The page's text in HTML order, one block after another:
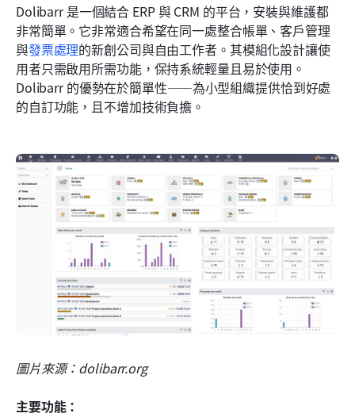
Dolibarr 是一個結合 ERP 與 CRM 的平台，安裝與維護都
非常簡單。它非常適合希望在同一處整合帳單、客戶管理
與發票處理的新創公司與自由工作者。其模組化設計讓使
用者只需啟用所需功能，保持系統輕量且易於使用。
Dolibarr 的優勢在於簡單性——為小型組織提供恰到好處
的自訂功能，且不增加技術負擔。
圖片來源：dolibarr.org
主要功能：